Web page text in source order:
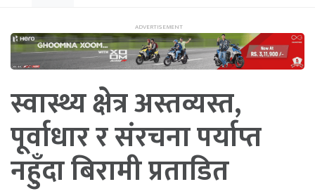
स्वास्थ्य क्षेत्र अस्तव्यस्त,
पूर्वाधार र संरचना पर्याप्त
नहुँदा बिरामी प्रताडित